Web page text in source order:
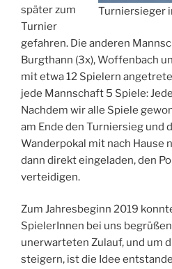
Turniersieger
später zum
Turnier
gefahren. Die anderen
Burgthann (3x), Woffenbach
mit etwa 12 Spielern
jede Mannschaft 5 Spiele:
Nachdem wir alle Spiele
am Ende den Turniersieg und
Wanderpokal mit nach Hause
dann direkt eingeladen, den
verteidigen.
Zum Jahresbeginn 2019
SpielerInnen bei uns
unerwarteten Zulauf, und um
steigern, ist die Idee